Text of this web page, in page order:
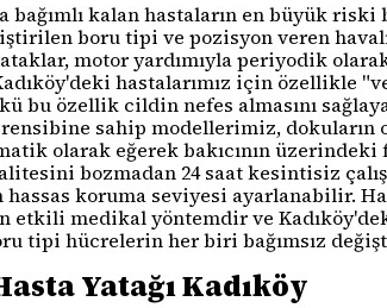
bağımlı kalan hastaların en büyük riski
boru tipi ve pozisyon veren
motor yardımıyla periyodik
Kadıköy'deki hastalarımız için
bu özellik cildin nefes almasını
sahip modellerimiz,
olarak eğerek bakıcının
bozmadan 24 saat kesintisiz
koruma seviyesi ayarlanabilir.
etkili medikal yöntemdir ve
tipi hücrelerin her biri bağımsız
Yatağı Kadıköy